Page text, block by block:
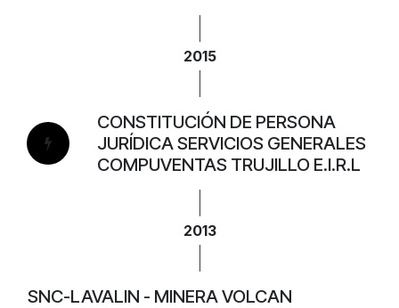
2015
CONSTITUCIÓN DE PERSONA
JURÍDICA SERVICIOS GENERALES
COMPUVENTAS TRUJILLO E.I.R.L
2013
SNC-LAVALIN - MINERA VOLCAN